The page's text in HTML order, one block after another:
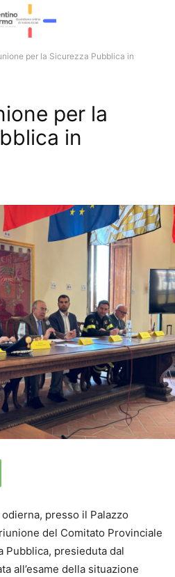
per la Sicurezza Pubblica in
per la
in
presso il Palazzo
del Comitato Provinciale
Pubblica, presieduta dal
all’esame della situazione